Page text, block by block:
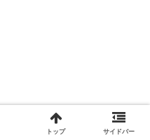
トップ サイドバー